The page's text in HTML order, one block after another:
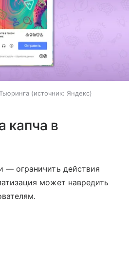
источник: Яндекс
капча в
— ограничить действия
может навредить